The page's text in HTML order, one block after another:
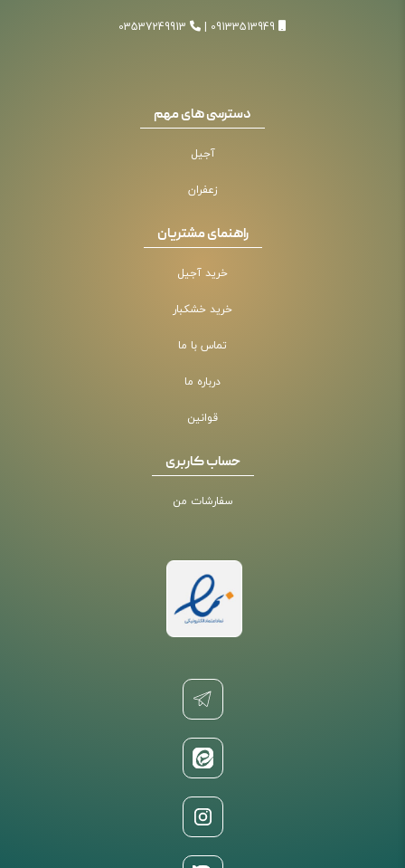
09133513949
03537249913
دسترسی های مهم
آجیل
زعفران
راهنمای مشتریان
خرید آجیل
خرید خشکبار
تماس با ما
درباره ما
قوانین
حساب کاربری
سفارشات من